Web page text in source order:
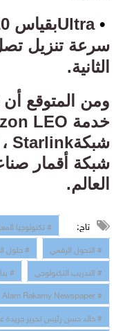
•
Ultra
الثانية.
ومن المتوقع
خدمة LEO
شبكةStarlink
شبكة أقمار
العالم.
تاج: # تكنولوجيا
# التحول الرقمي
# حلول
# التدريب التكنولوجي
#
# Alam Rakamy Newspaper
# خالد حسن رئيس تحرير جريدة